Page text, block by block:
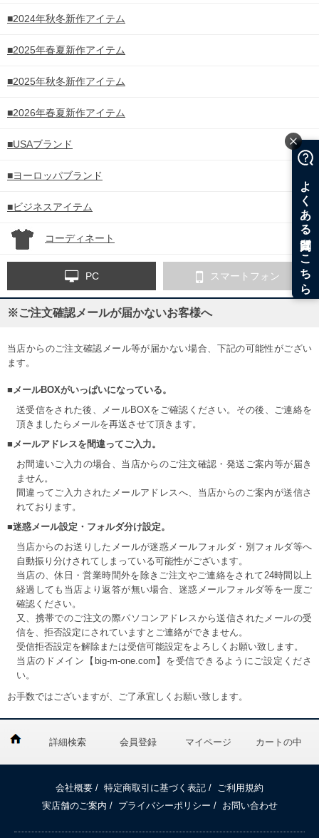
■2024年秋冬新作アイテム
■2025年春夏新作アイテム
■2025年秋冬新作アイテム
■2026年春夏新作アイテム
■USAブランド
■ヨーロッパブランド
■ビジネスアイテム
コーディネート
PC スマートフォン
※ご注文確認メールが届かないお客様へ
当店からのご注文確認メール等が届かない場合、下記の可能性がござい
ます。
■メールBOXがいっぱいになっている。
送受信をされた後、メールBOXをご確認ください。その後、ご連絡を
頂きましたらメールを再送させて頂きます。
■メールアドレスを間違ってご入力。
お間違いご入力の場合、当店からのご注文確認・発送ご案内等が届き
ません。
間違ってご入力されたメールアドレスへ、当店からのご案内が送信さ
れております。
■迷惑メール設定・フォルダ分け設定。
当店からのお送りしたメールが迷惑メールフォルダ・別フォルダ等へ
自動振り分けされてしまっている可能性がございます。
当店の、休日・営業時間外を除きご注文やご連絡をされて24時間以上
経過しても当店より返答が無い場合、迷惑メールフォルダ等を一度ご
確認ください。
又、携帯でのご注文の際パソコンアドレスから送信されたメールの受
信を、拒否設定にされていますとご連絡ができません。
受信拒否設定を解除または受信可能設定をよろしくお願い致します。
当店のドメイン【big-m-one.com】を受信できるようにご設定くださ
い。
お手数ではございますが、ご了承宜しくお願い致します。
詳細検索 会員登録 マイページ カートの中
会社概要 / 特定商取引に基づく表記 /
ご利用規約
実店舗のご案内 / プライバシーポリシー / お問い合わせ